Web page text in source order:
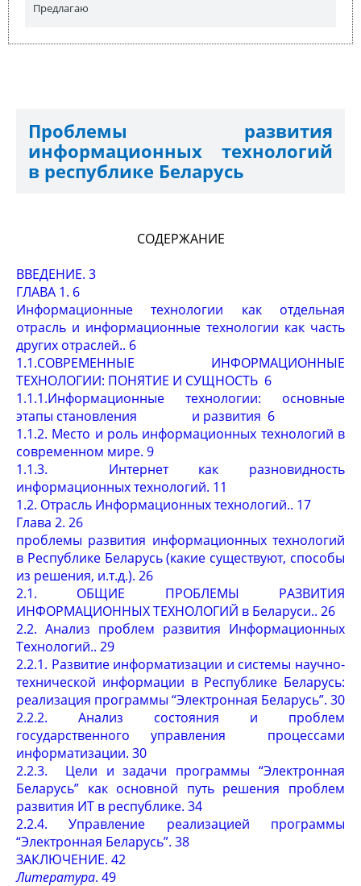
Предлагаю
Проблемы развития
информационных технологий
в республике Беларусь
СОДЕРЖАНИЕ
ВВЕДЕНИЕ. 3
ГЛАВА 1. 6
Информационные технологии как отдельная
отрасль и информационные технологии как часть
других отраслей.. 6
1.1.СОВРЕМЕННЫЕ ИНФОРМАЦИОННЫЕ
ТЕХНОЛОГИИ: ПОНЯТИЕ И СУЩНОСТЬ 6
1.1.1.Информационные технологии: основные
этапы становления и развития 6
1.1.2. Место и роль информационных технологий в
современном мире. 9
1.1.3. Интернет как разновидность
информационных технологий. 11
1.2. Отрасль Информационных технологий.. 17
Глава 2. 26
проблемы развития информационных технологий
в Республике Беларусь (какие существуют, способы
из решения, и.т.д.). 26
2.1. ОБЩИЕ ПРОБЛЕМЫ РАЗВИТИЯ
ИНФОРМАЦИОННЫХ ТЕХНОЛОГИЙ в Беларуси.. 26
2.2. Анализ проблем развития Информационных
Технологий.. 29
2.2.1. Развитие информатизации и системы научно-
технической информации в Республике Беларусь:
реализация программы “Электронная Беларусь”. 30
2.2.2. Анализ состояния и проблем
государственного управления процессами
информатизации. 30
2.2.3. Цели и задачи программы “Электронная
Беларусь” как основной путь решения проблем
развития ИТ в республике. 34
2.2.4. Управление реализацией программы
“Электронная Беларусь”. 38
ЗАКЛЮЧЕНИЕ. 42
Литература. 49